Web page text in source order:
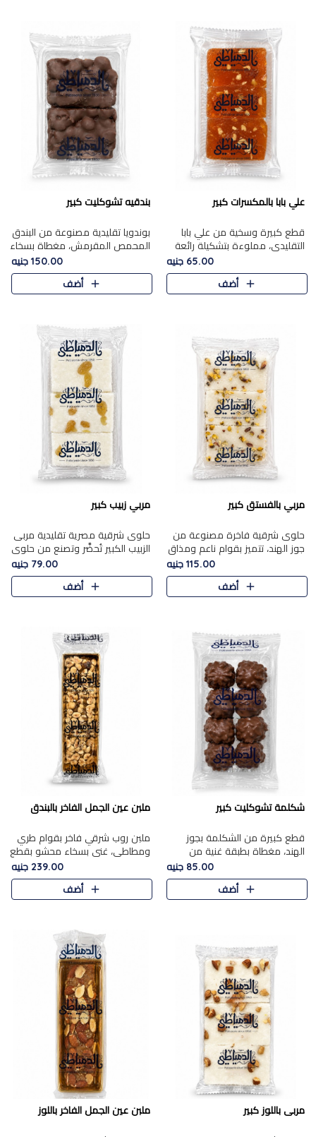
علي بابا بالمكسرات كبير
قطع كبيرة وسخية من علي بابا
التقليدي، مملوءة بتشكيلة رائعة
من المكسرات المحمصة المحمرة.
65.00 جنيه
أضف
بندقيه تشوكليت كبير
بوندويا تقليدية مصنوعة من البندق
المحمص المقرمش، مغطاة بسخاء
بشوكولاتة فاخرة غنية لتحقيق
التوازن المثالي بين قوام القرمشة
ونكهة الشوكولاتة ا..
150.00 جنيه
أضف
مربي بالفستق كبير
حلوى شرقية فاخرة مصنوعة من
جوز الهند، تتميز بقوام ناعم ومذاق
غني، وتزين بقطع من الفستق
الفاخر التي تضيف عليها قرمشة
115.00 جنيه
أضف
مربي زبيب كبير
حلوى شرقية مصرية تقليدية مربى
الزبيب الكبير تُحضَّر وتصنع من حلوي
جوز الهند باسد بقوام طري ومذاق
غني، وتُزين وتغطا بحبات الزبيب
الذهبي التي ..
79.00 جنيه
أضف
شكلمة تشوكليت كبير
قطع كبيرة من الشكلمة بجوز
الهند، مغطاة بطبقة غنية من
الشوكولاتة الفاخرة لتجمع بين
القوام الطري من الداخل مركز جوز
الهند المطاطي والمذاق الغن..
85.00 جنيه
أضف
ملبن عين الجمل الفاخر بالبندق
ملبن روب شرقي فاخر بقوام طري
ومطاطي، غني بسخاء محشو بقطع
عين الجمل والبندق المحمص التي
تضيف قرمشة مميزة مُرضية
ونكهة جوزية غنية في كل
239.00 جنيه
أضف
مربى باللوز كبير ملبن عين الجمل الفاخر باللوز